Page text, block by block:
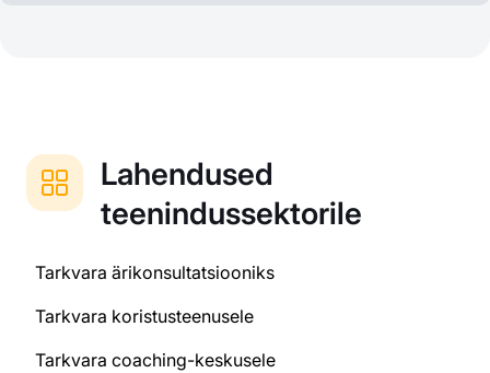
Lahendused
teenindussektorile
Tarkvara ärikonsultatsiooniks
Tarkvara koristusteenusele
Tarkvara coaching-keskusele